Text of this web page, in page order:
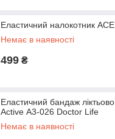
Еластичний налокотник
Немає в наявності
499 ₴
Еластичний бандаж
Active А3-026 Doctor Life
Немає в наявності